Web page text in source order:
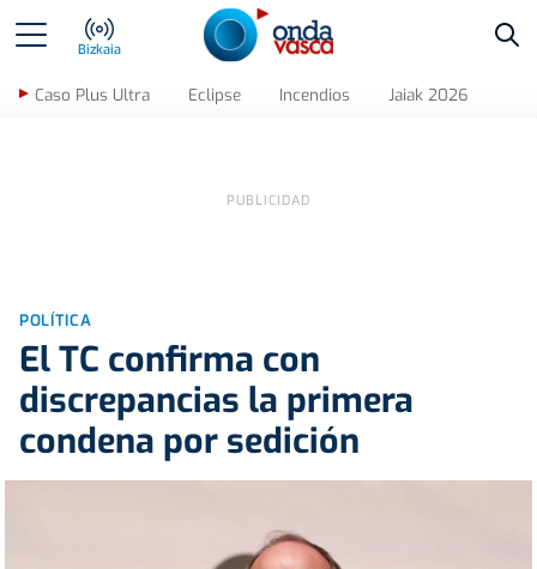
Bizkaia
Caso Plus Ultra Eclipse Incendios Jaiak 2026
POLÍTICA
El TC confirma con
discrepancias la primera
condena por sedición